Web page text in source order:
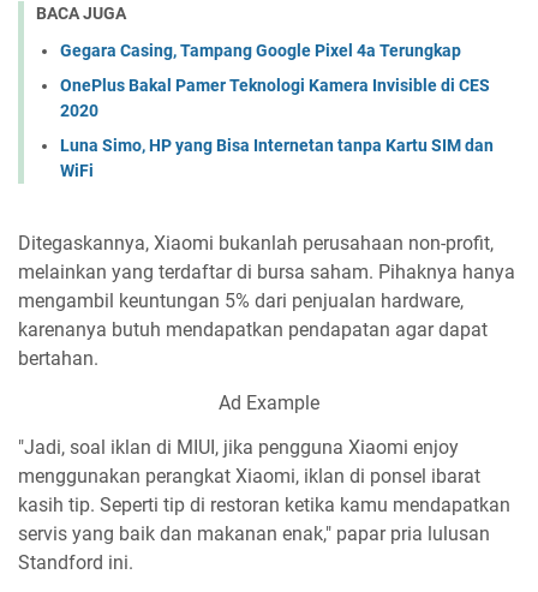
BACA JUGA
Gegara Casing, Tampang Google Pixel 4a Terungkap
OnePlus Bakal Pamer Teknologi Kamera Invisible di CES
2020
Luna Simo, HP yang Bisa Internetan tanpa Kartu SIM dan
WiFi
Ditegaskannya, Xiaomi bukanlah perusahaan non-profit,
melainkan yang terdaftar di bursa saham. Pihaknya hanya
mengambil keuntungan 5% dari penjualan hardware,
karenanya butuh mendapatkan pendapatan agar dapat
bertahan.
Ad Example
"Jadi, soal iklan di MIUI, jika pengguna Xiaomi enjoy
menggunakan perangkat Xiaomi, iklan di ponsel ibarat
kasih tip. Seperti tip di restoran ketika kamu mendapatkan
servis yang baik dan makanan enak," papar pria lulusan
Standford ini.